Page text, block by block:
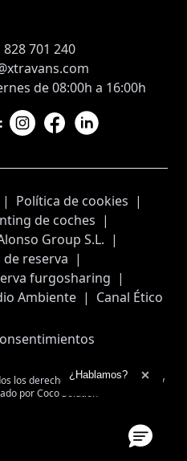
828 701 240
de 08:00h a 16:00h
| Política de cookies |
de coches |
Group S.L. |
reserva |
furgosharing |
Ambiente | Canal Ético
los derechos reservadosDiseño y
porCoco Solution
¿Hablamos?
Ampliar el texto
Cerrar